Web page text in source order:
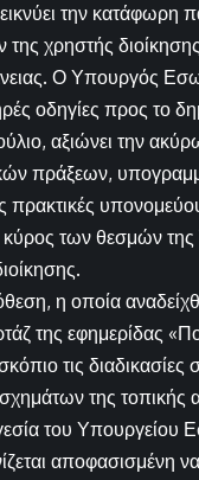
την κατάφωρη
χρηστής
Ο Υπουργός
οδηγίες προς το
αξιώνει την
πράξεων,
πρακτικές
κύρος των θεσμών της
η οποία
της εφημερίδας
τις
της τοπικής
του Υπουργείου
αποφασισμένη